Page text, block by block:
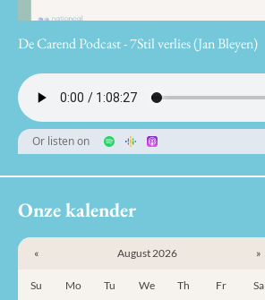
De Carend Podcast - 7Stil verlies (Jan Bleyen)
Or listen on
Onze kalender
« August 2026 »
Su Mo Tu We Th Fr Sa